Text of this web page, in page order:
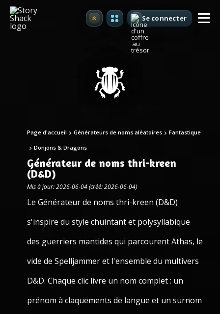
Premium Se connecter
Page d'accueil Générateurs de noms aléatoires Fantastique
Donjons & Dragons
Générateur de noms thri-kreen
(D&D)
Mis à jour: 2026-06-04 (créé: 2026-06-04)
Le Générateur de noms thri-kreen (D&D)
s'inspire du style chuintant et polysyllabique
des guerriers mantides qui parcourent Athas, le
vide de Spelljammer et l'ensemble du multivers
D&D. Chaque clic livre un nom complet : un
prénom à claquements de langue et un surnom